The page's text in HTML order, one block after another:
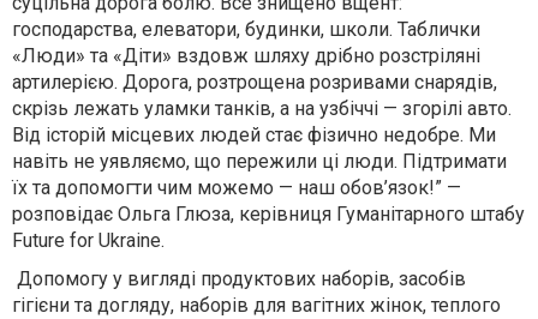
господарства, елеватори, будинки, школи. Таблички
«Люди» та «Діти» вздовж шляху дрібно розстріляні
артилерією. Дорога, розтрощена розривами снарядів,
скрізь лежать уламки танків, а на узбіччі — згорілі авто.
Від історій місцевих людей стає фізично недобре. Ми
навіть не уявляємо, що пережили ці люди. Підтримати
їх та допомогти чим можемо — наш обов’язок!” —
розповідає Ольга Глюза, керівниця Гуманітарного штабу
Future for Ukraine.
Допомогу у вигляді продуктових наборів, засобів
гігієни та догляду, наборів для вагітних жінок, теплого